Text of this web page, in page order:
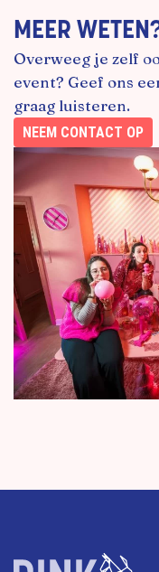
MEER
Overweeg je zelf
event? Geef ons
graag luisteren.
NEEM CONTACT OP